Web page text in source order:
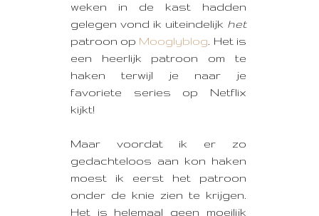
weken in de kast hadden
gelegen vond ik uiteindelijk het
patroon op Mooglyblog . Het is
een heerlijk patroon om te
haken terwijl je naar je
favoriete series op Netflix
kijkt!
Maar voordat ik er zo
gedachteloos aan kon haken
moest ik eerst het patroon
onder de knie zien te krijgen.
Het is helemaal geen moeilijk